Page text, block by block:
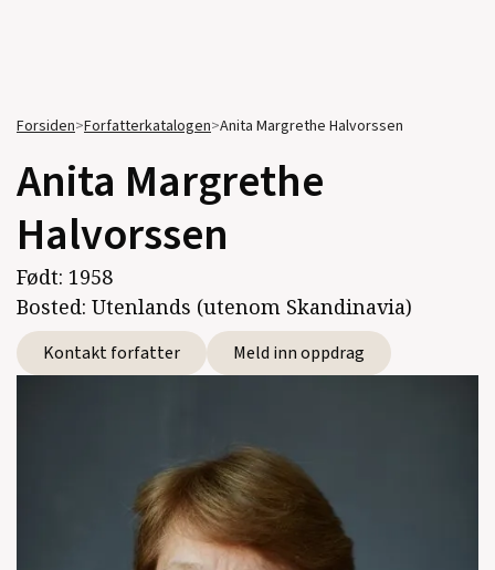
Forsiden>Forfatterkatalogen>Anita Margrethe Halvorssen
Anita Margrethe
Halvorssen
Født: 1958
Bosted: Utenlands (utenom Skandinavia)
Kontakt forfatter Meld inn oppdrag